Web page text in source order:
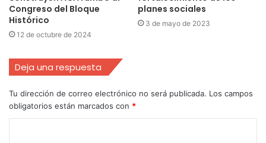
Congreso del Bloque
Histórico
12 de octubre de 2024
planes sociales
3 de mayo de 2023
Deja una respuesta
Tu dirección de correo electrónico no será publicada. Los campos
obligatorios están marcados con *